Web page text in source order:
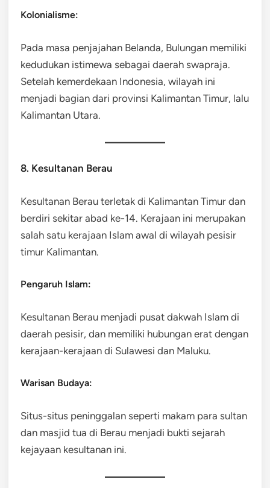
Kolonialisme:
Pada masa penjajahan Belanda, Bulungan memiliki
kedudukan istimewa sebagai daerah swapraja.
Setelah kemerdekaan Indonesia, wilayah ini
menjadi bagian dari provinsi Kalimantan Timur, lalu
Kalimantan Utara.
8. Kesultanan Berau
Kesultanan Berau terletak di Kalimantan Timur dan
berdiri sekitar abad ke-14. Kerajaan ini merupakan
salah satu kerajaan Islam awal di wilayah pesisir
timur Kalimantan.
Pengaruh Islam:
Kesultanan Berau menjadi pusat dakwah Islam di
daerah pesisir, dan memiliki hubungan erat dengan
kerajaan-kerajaan di Sulawesi dan Maluku.
Warisan Budaya:
Situs-situs peninggalan seperti makam para sultan
dan masjid tua di Berau menjadi bukti sejarah
kejayaan kesultanan ini.